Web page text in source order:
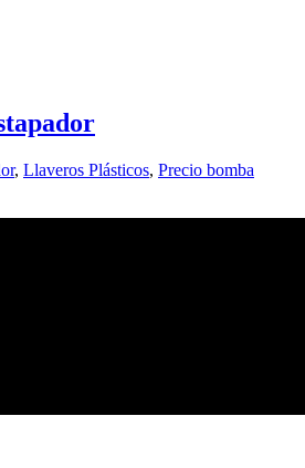
, Llaveros Plásticos, Precio bomba